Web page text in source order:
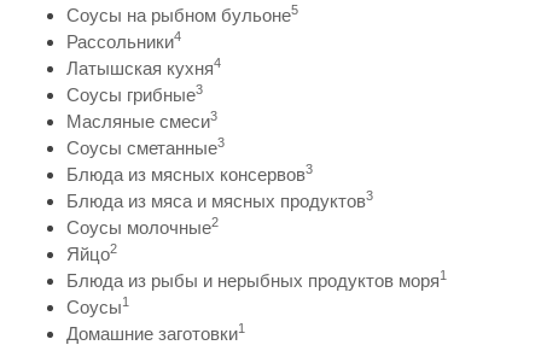
Соусы на рыбном бульоне5
Рассольники4
Латышская кухня4
Соусы грибные3
Масляные смеси3
Соусы сметанные3
Блюда из мясных консервов3
Блюда из мяса и мясных продуктов3
Соусы молочные2
Яйцо2
Блюда из рыбы и нерыбных продуктов моря1
Соусы1
Домашние заготовки1